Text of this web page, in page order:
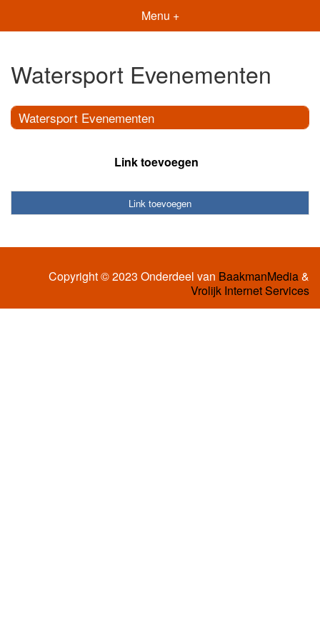
Menu +
Watersport Evenementen
Watersport Evenementen
Link toevoegen
Link toevoegen
Copyright © 2023 Onderdeel van BaakmanMedia&
Vrolijk Internet Services